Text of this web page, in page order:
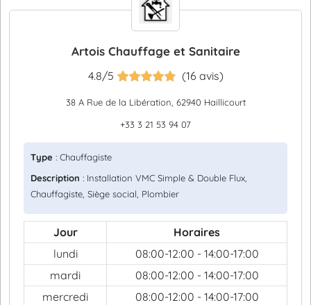
Artois Chauffage et Sanitaire
4.8/5 (16 avis)
38 A Rue de la Libération, 62940 Haillicourt
+33 3 21 53 94 07
Type : Chauffagiste
Description : Installation VMC Simple & Double Flux,
Chauffagiste, Siège social, Plombier
Jour
Horaires
lundi
08:00-12:00 - 14:00-17:00
mardi
08:00-12:00 - 14:00-17:00
mercredi
08:00-12:00 - 14:00-17:00